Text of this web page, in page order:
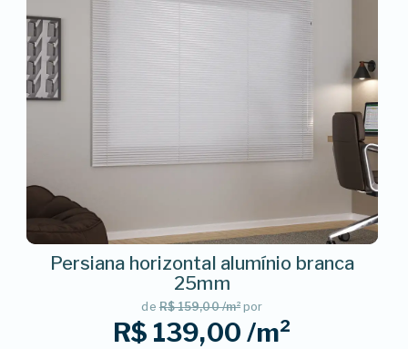
Persiana horizontal alumínio branca
25mm
deR$ 159,00 /m² por
R$ 139,00 /m²